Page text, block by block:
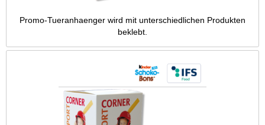
Promo-Tueranhaenger wird mit unterschiedlichen Produkten
beklebt.